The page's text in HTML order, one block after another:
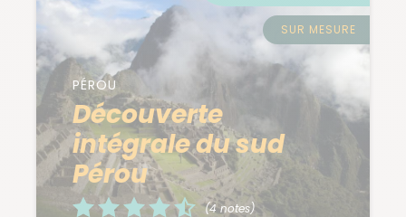
PÉROU
Découverte
intégrale du sud
Pérou
(4 notes)
SUR MESURE